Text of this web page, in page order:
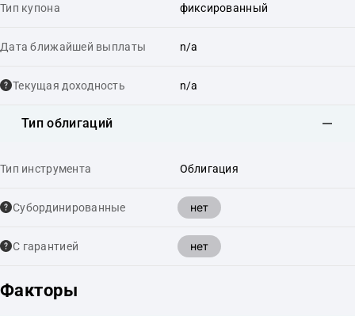
Тип купона фиксированный
Дата ближайшей выплаты n/a
Текущая доходность n/a
Тип облигаций
Тип инструмента Облигация
Cубординированные нет
С гарантией нет
Факторы